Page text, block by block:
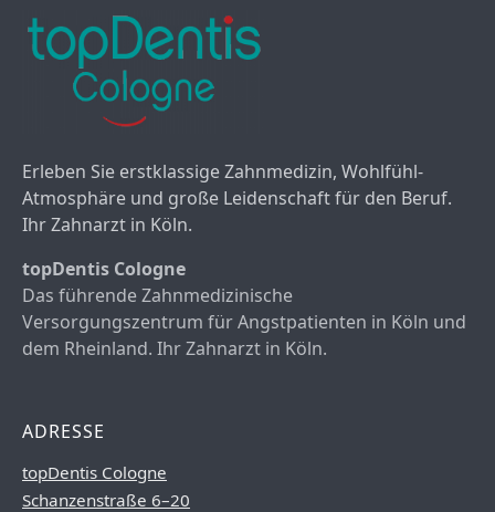
Erleben Sie erstklassige Zahnmedizin, Wohlfühl-
Atmosphäre und große Leidenschaft für den Beruf.
Ihr Zahnarzt in Köln.
topDentis Cologne
Das führende Zahnmedizinische
Versorgungszentrum für Angstpatienten in Köln und
dem Rheinland. Ihr Zahnarzt in Köln.
ADRESSE
topDentis Cologne
Schanzenstraße 6–20